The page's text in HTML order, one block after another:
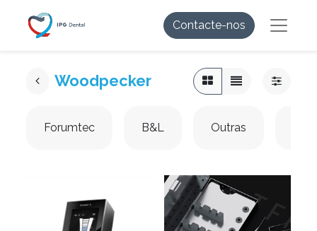
Contacte-nos
Woodpecker
Forumtec B&L Outras